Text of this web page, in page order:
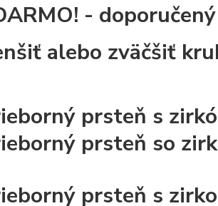
-
alebo zväčšiť